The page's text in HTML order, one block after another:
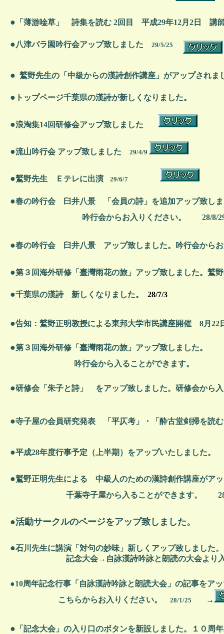
● 「薄游唫草」 詩集を読む 2回目 平成29年12月2日 講
●八津バラ園吟行会アップ致しました 29/5/25
● 鷲野先生の「中級からの漢詩創作講座」がアップされま
● トップページ千葉県の漢詩が新しくなりました。
●浪淘集14回研修会アップ致しました
●流山吟行会 アップ致しました 29/4/9
●鷲野先生 Ｅテレに出演 29/6/7
●春の吟行会 臼井八景 「会員の詩」を追加アップ致し
吟行会からお入りくださ
●春の吟行会 臼井八景 アップ致しました。 吟行会か
●第３回海外研修「臺灣雨花の旅」アップ致しました。鷲
●千葉県の漢詩 新しくなりました。 28/7/3
●告知：鷲野正明教授による東邦大学市民講座開催 8
●第３回海外研修「臺灣雨花の旅」アップ致しました。
吟行会から入ることができます。
●研修会「朱子と詩」 をアップ致しました。研修会から
●寺子屋の会員研究発表 「平仄考」・「酔古堂剣掃を読む
●平成28年度行事予定（上半期）をアップいたしました。
●鷲野正明先生による 中級人のための漢詩創作講座がア
千葉寺子屋から入ることができます。
●活動サークルのページをアップ致しました。
●石川先生に講演「対句の妙味」新しくアップ致しました
記念大会→自詠漢詩吟詠と朗読の大会より
●10周年記念行事「自詠漢詩吟詠と朗読大会」の記事をア
こちらからお入りください。 28/1/25 →
● 「記念大会」の入り口のボタンを新設しました。１０周